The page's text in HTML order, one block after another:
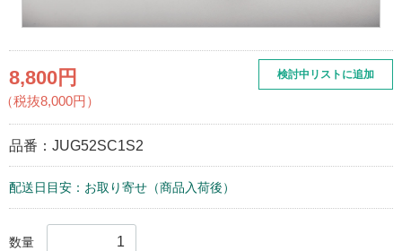
8,800円
（税抜8,000円）
品番： JUG52SC1S2
配送日目安：お取り寄せ（商品入荷後）
検討中リストに追加
数量